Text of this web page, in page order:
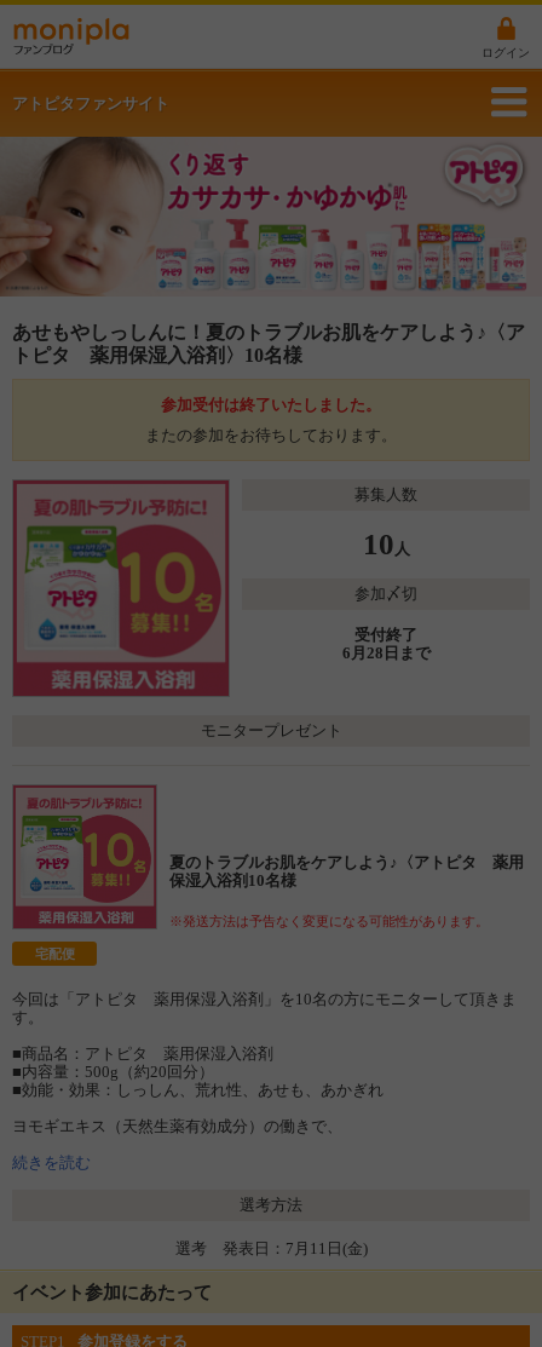
ログイン
アトピタファンサイト
あせもやしっしんに！夏のトラブルお肌をケアしよう♪〈ア
トピタ 薬用保湿入浴剤〉10名様
参加受付は終了いたしました。
またの参加をお待ちしております。
募集人数
10 人
参加〆切
受付終了
6月28日まで
モニタープレゼント
夏のトラブルお肌をケアしよう♪〈アトピタ 薬用
保湿入浴剤10名様
※発送方法は予告なく変更になる可能性があります。
宅配便
今回は「アトピタ 薬用保湿入浴剤」を10名の方にモニターして頂きま
す。
■商品名：アトピタ 薬用保湿入浴剤
■内容量：500g（約20回分）
■効能・効果：しっしん、荒れ性、あせも、あかぎれ
ヨモギエキス（天然生薬有効成分）の働きで、
さらに、うるおい補給成分（ラノリン脂肪酸コレステリル）を配合。
無香料・防腐剤無添加・アレルギーテスト済み。
(全ての方にアレルギーが起こらないというわけではありません)
続きを読む
選考方法
選考 発表日：7月11日(金)
イベント参加にあたって
STEP1
参加登録をする